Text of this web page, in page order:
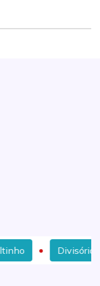
De Vidro Jateado